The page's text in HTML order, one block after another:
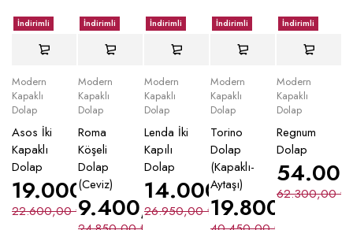
İndirimli
Modern
Kapaklı
Dolap
Asos İki
Kapaklı
Dolap
22.600,00₺
19.000,00
İndirimli
Modern
Kapaklı
Dolap
Roma
Köşeli
Dolap
(Ceviz)
9.400,00₺
İndirimli
Modern
Kapaklı
Dolap
Lenda İki
Kapılı
Dolap
26.950,00₺
14.000,00
İndirimli
Modern
Kapaklı
Dolap
Torino
Dolap
(Kapaklı-
Aytaşı)
19.800,00₺
İndirimli
Modern
Kapaklı
Dolap
Regnum
Dolap
62.300,00₺